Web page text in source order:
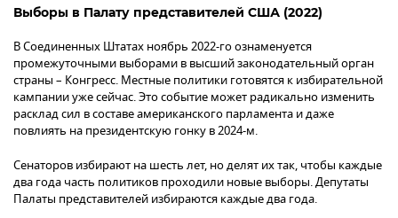
Выборы в Палату представителей США (2022)
В Соединенных Штатах ноябрь 2022-го ознаменуется
промежуточными выборами в высший законодательный орган
страны – Конгресс. Местные политики готовятся к избирательной
кампании уже сейчас. Это событие может радикально изменить
расклад сил в составе американского парламента и даже
повлиять на президентскую гонку в 2024-м.
Сенаторов избирают на шесть лет, но делят их так, чтобы каждые
два года часть политиков проходили новые выборы. Депутаты
Палаты представителей избираются каждые два года.